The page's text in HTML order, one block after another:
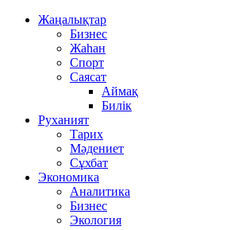
Жаңалықтар
Бизнес
Жаһан
Спорт
Саясат
Аймақ
Билік
Руханият
Тарих
Мәдениет
Сұхбат
Экономика
Аналитика
Бизнес
Экология